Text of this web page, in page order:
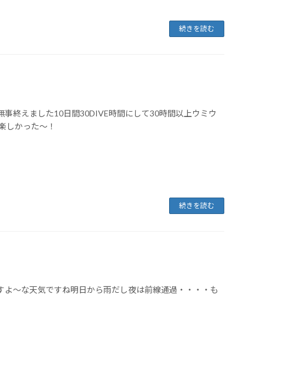
続きを読む
終えました10日間30DIVE時間にして30時間以上ウミウ
しかった～！
続きを読む
～な天気ですね明日から雨だし夜は前線通過・・・・も